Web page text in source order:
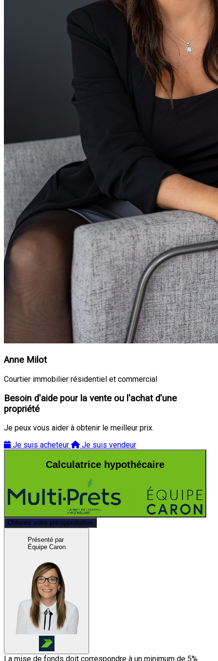
Anne Milot
Courtier immobilier résidentiel et commercial
Besoin d'aide pour la vente ou l'achat d'une
propriété
Je peux vous aider à obtenir le meilleur prix.
Je suis acheteur
Je suis vendeur
Calculatrice hypothécaire
Obtenez votre pré-approbation
Présenté par
Équipe Caron
La mise de fonds doit correspondre à un minimum de 5%